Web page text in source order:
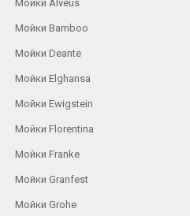
Мойки Alveus
Мойки Bamboo
Мойки Deante
Мойки Elghansa
Мойки Ewigstein
Мойки Florentina
Мойки Franke
Мойки Granfest
Мойки Grohe